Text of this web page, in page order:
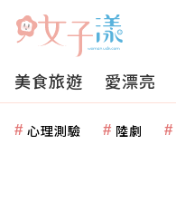
美食旅遊 愛漂亮
心理測驗 陸劇